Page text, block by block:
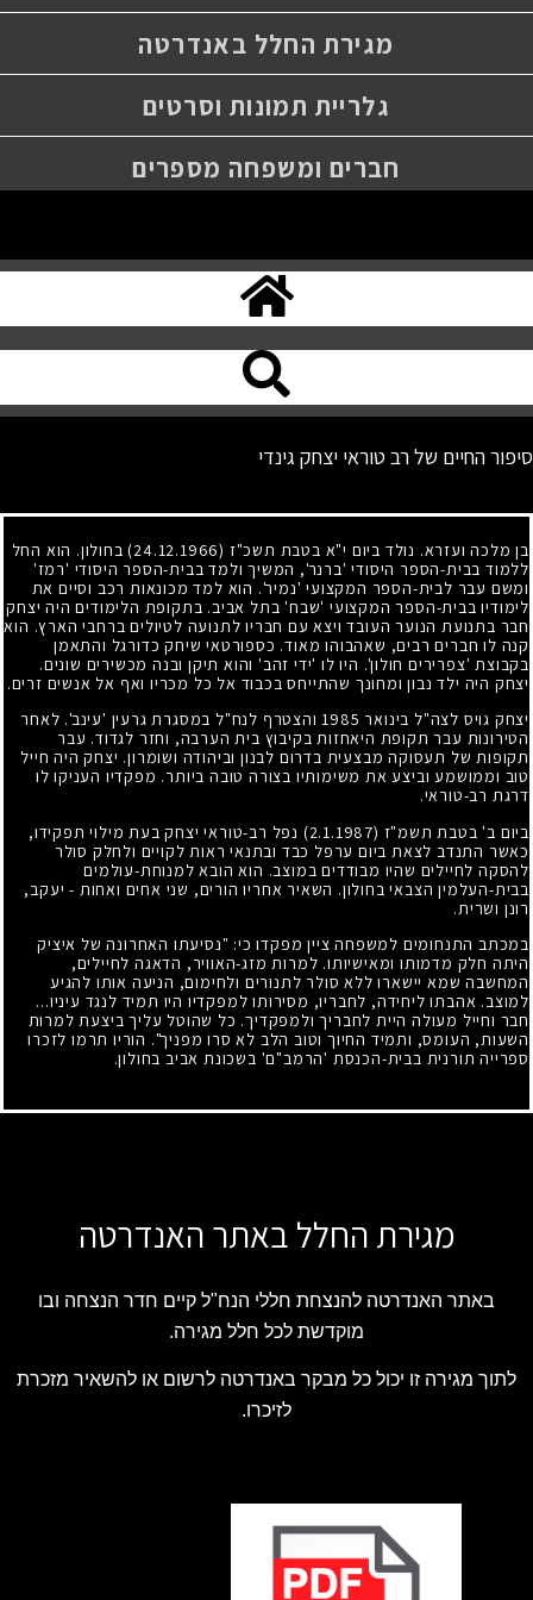
מגירת החלל באנדרטה
גלריית תמונות וסרטים
חברים ומשפחה מספרים
סיפור החיים של רב טוראי יצחק גינדי
בן מלכה ועזרא. נולד ביום י"א בטבת תשכ"ז (24.12.1966)
בחולון. הוא החל
ללמוד בבית-הספר היסודי 'ברנר', המשיך ולמד בבית-הספר היסודי 'רמז'
ומשם עבר לבית-הספר המקצועי 'נמיר'. הוא למד מכונאות רכב וסיים את
לימודיו בבית-הספר המקצועי 'שבח' בתל אביב. בתקופת הלימודים היה יצחק
חבר בתנועת הנוער העובד ויצא עם חבריו לתנועה לטיולים ברחבי הארץ. הוא
קנה לו חברים רבים, שאהבוהו מאוד. כספורטאי שיחק כדורגל והתאמן
בקבוצת 'צפרירים חולון'. היו לו 'ידי זהב' והוא תיקן ובנה מכשירים שונים.
יצחק היה ילד נבון ומחונך שהתייחס בכבוד אל כל מכריו ואף אל אנשים זרים.
יצחק גויס לצה"ל בינואר 1985והצטרף לנח"ל במסגרת גרעין 'עינב'. לאחר
הטירונות עבר תקופת היאחזות בקיבוץ בית הערבה, וחזר לגדוד. עבר
תקופות של תעסוקה מבצעית בדרום לבנון וביהודה ושומרון. יצחק היה חייל
טוב וממושמע וביצע את משימותיו בצורה טובה ביותר. מפקדיו העניקו לו
דרגת רב-טוראי.
ביום ב' בטבת תשמ"ז (2.1.1987)
נפל רב-טוראי יצחק בעת מילוי תפקידו,
כאשר התנדב לצאת ביום ערפל כבד ובתנאי ראות לקויים ולחלק סולר
להסקה לחיילים שהיו מבודדים במוצב. הוא הובא למנוחת-עולמים
בבית-העלמין הצבאי בחולון. השאיר אחריו הורים, שני אחים ואחות - יעקב,
רונן ושרית.
במכתב התנחומים למשפחה ציין מפקדו כי: "נסיעתו האחרונה של איציק
היתה חלק מדמותו ומאישיותו. למרות מזג-האוויר, הדאגה לחיילים,
המחשבה שמא יישארו ללא סולר לתנורים ולחימום, הניעה אותו להגיע
למוצב. אהבתו ליחידה, לחבריו, מסירותו למפקדיו היו תמיד לנגד עיניו...
חבר וחייל מעולה היית לחבריך ולמפקדיך. כל שהוטל עליך ביצעת למרות
השעות, העומס, ותמיד החיוך וטוב הלב לא סרו מפניך". הוריו תרמו לזכרו
ספרייה תורנית בבית-הכנסת 'הרמב"ם' בשכונת אביב בחולון.
מגירת החלל באתר האנדרטה
באתר האנדרטה להנצחת חללי הנח"ל קיים חדר הנצחה ובו
מוקדשת לכל חלל מגירה.
לתוך מגירה זו יכול כל מבקר באנדרטה לרשום או להשאיר מזכרת
לזיכרו.